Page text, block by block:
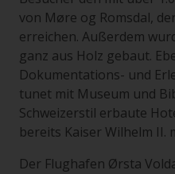
von Møre og Romsdal,
erreichen. Außerdem
ganz aus Holz gebaut.
Dokumentations- und
tunet mit Museum und
Schweizerstil erbaute
bereits Kaiser Wilhelm II.
Der Flughafen Ørsta